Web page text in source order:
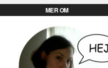
MER OM